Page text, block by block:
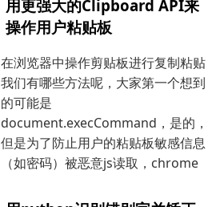
用更强大的Clipboard API来
操作用户粘贴板
在浏览器中操作剪贴板进行复制粘贴
我们有哪些方法呢，大家第一个想到
的可能是
document.execCommand，是的，
但是为了防止用户的粘贴板敏感信息
（如密码）被恶意js读取，chrome